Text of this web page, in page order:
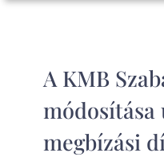
A KMB
módosítása
megbízási